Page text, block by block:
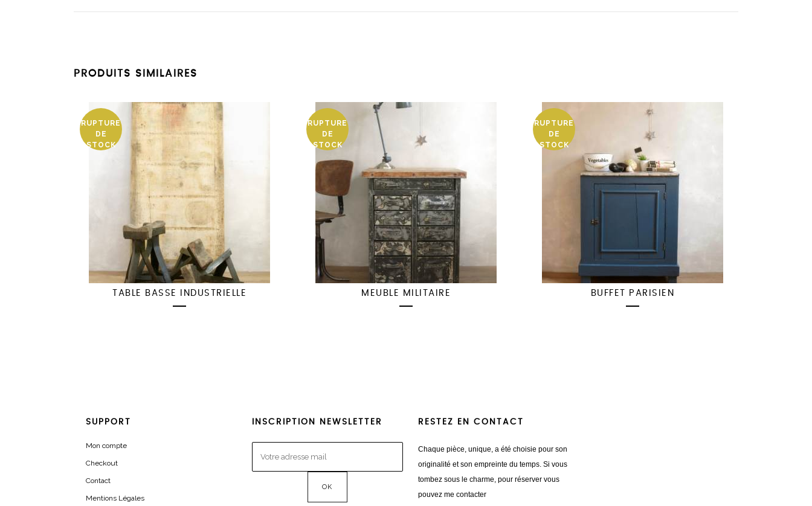
PRODUITS SIMILAIRES
RUPTURE
DE
STOCK
TABLE BASSE INDUSTRIELLE
RUPTURE
DE
STOCK
MEUBLE MILITAIRE
RUPTURE
DE
STOCK
BUFFET PARISIEN
SUPPORT
Mon compte
Checkout
Contact
Mentions Légales
INSCRIPTION NEWSLETTER RESTEZ EN CONTACT
Chaque pièce, unique, a été choisie pour son
originalité et son empreinte du temps. Si vous
tombez sous le charme, pour réserver vous
pouvez me contacter